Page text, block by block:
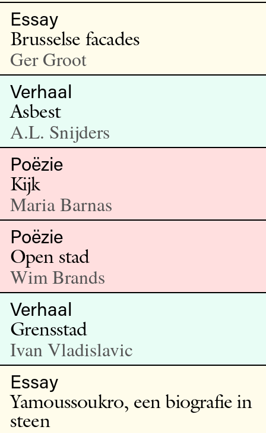
Essay
Brusselse facades
Ger Groot
Verhaal
Asbest
A.L. Snijders
Poëzie
Kijk
Maria Barnas
Poëzie
Open stad
Wim Brands
Verhaal
Grensstad
Ivan Vladislavic
Essay
Yamoussoukro, een biografie in
steen